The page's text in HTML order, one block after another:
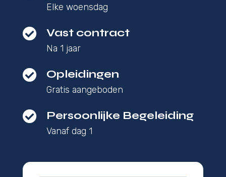
Elke woensdag
 Vast contract
Na 1 jaar
 Opleidingen
Gratis aangeboden
 Persoonlijke Begeleiding
Vanaf dag 1